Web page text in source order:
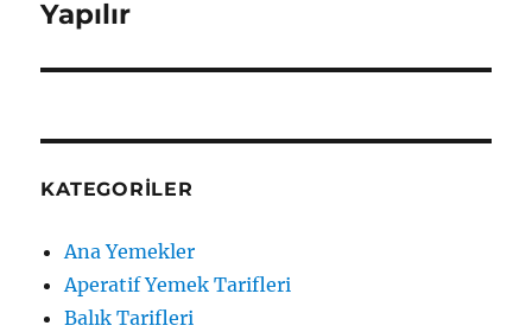
yazı:
Yapılır
KATEGORILER
Ana Yemekler
Aperatif Yemek Tarifleri
Balık Tarifleri